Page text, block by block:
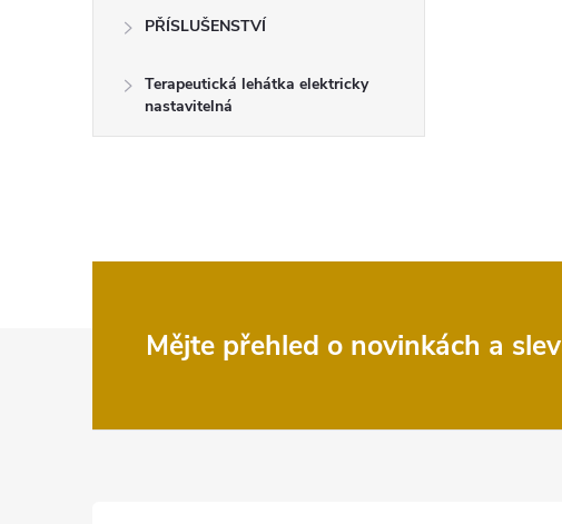
PŘÍSLUŠENSTVÍ
Terapeutická lehátka elektricky
nastavitelná
Mějte přehled o novinkách a